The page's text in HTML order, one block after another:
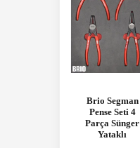
Brio Segman
Pense Seti 4
Parça Sünger
Yataklı